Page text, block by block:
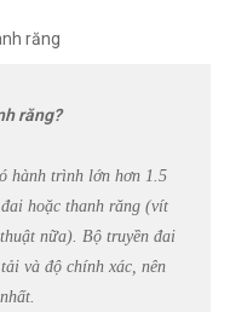
răng
răng?
hành trình lớn hơn 1.5
hoặc thanh răng (vít
nữa). Bộ truyền đai
và độ chính xác, nên